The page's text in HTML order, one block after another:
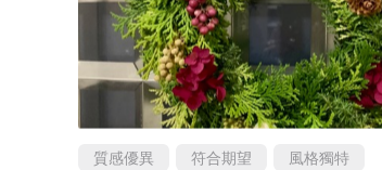
質感優異 符合期望 風格獨特